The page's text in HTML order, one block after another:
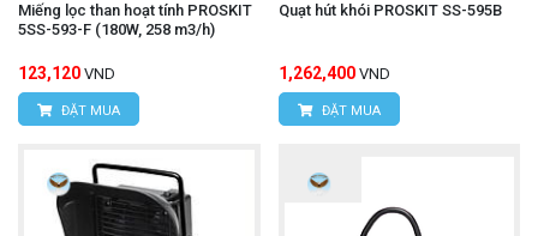
Miếng lọc than hoạt tính PROSKIT
5SS-593-F (180W, 258 m3/h)
123,120 VND
ĐẶT MUA
Quạt hút khói PROSKIT SS-595B
1,262,400 VND
ĐẶT MUA